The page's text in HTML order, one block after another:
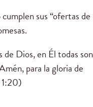
sus “ofertas de
de Dios, en Él todas son
para la gloria de